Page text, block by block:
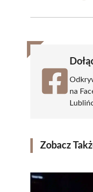
na
Zobacz